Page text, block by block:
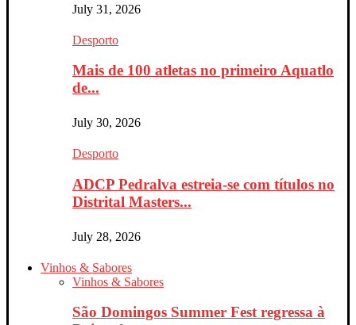
July 31, 2026
Desporto
Mais de 100 atletas no primeiro Aquatlo
de...
July 30, 2026
Desporto
ADCP Pedralva estreia-se com títulos no
Distrital Masters...
July 28, 2026
Vinhos & Sabores
Vinhos & Sabores
São Domingos Summer Fest regressa à